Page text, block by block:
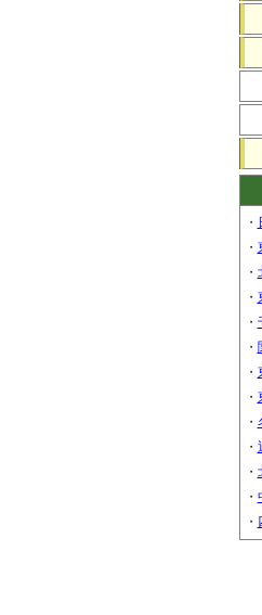
・
・
・
・
・
・
・
・
・
・
・
・
・